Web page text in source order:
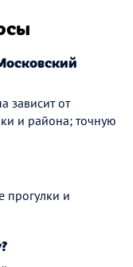
зависит от
и района; точную
прогулки и